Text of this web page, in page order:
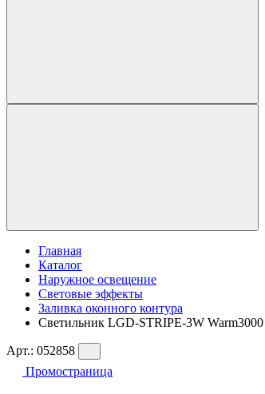
Главная
Каталог
Наружное освещение
Световые эффекты
Заливка оконного контура
Светильник LGD-STRIPE-3W
Арт.: 052858
Промостраница